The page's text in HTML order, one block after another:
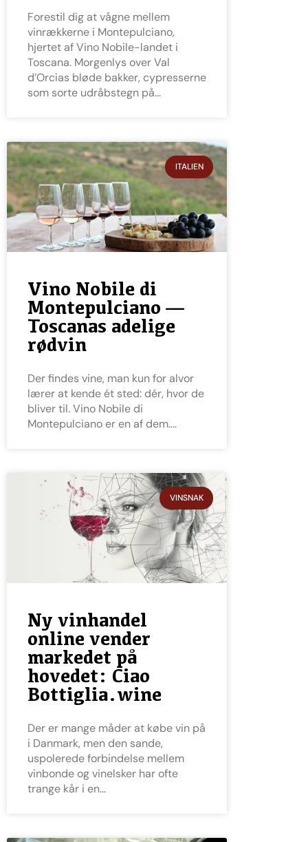
Forestil dig at vågne mellem
vinrækkerne i Montepulciano,
hjertet af Vino Nobile-landet i
Toscana. Morgenlys over Val
d’Orcias bløde bakker, cypresserne
som sorte udråbstegn på
ITALIEN
Vino Nobile di
Montepulciano —
Toscanas adelige
rødvin
Der findes vine, man kun for alvor
lærer at kende ét sted: dér, hvor de
bliver til. Vino Nobile di
Montepulciano er en af dem.
VINSNAK
Ny vinhandel
online vender
markedet på
hovedet: Ciao
Bottiglia.wine
Der er mange måder at købe vin på
i Danmark, men den sande,
uspolerede forbindelse mellem
vinbonde og vinelsker har ofte
trange kår i en